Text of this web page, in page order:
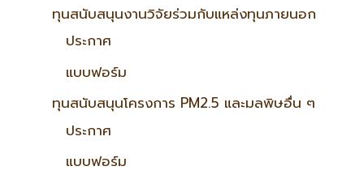
ทุนสนับสนุนงานวิจัยร่วมกับแหล่งทุนภายนอก
ประกาศ
แบบฟอร์ม
ทุนสนับสนุนโครงการ PM2.5 และมลพิษอื่น ๆ
ประกาศ
แบบฟอร์ม